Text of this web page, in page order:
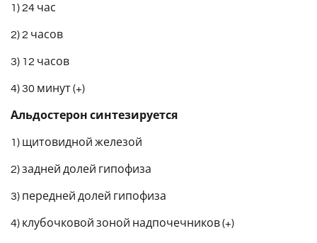
1) 24 час
2) 2 часов
3) 12 часов
4) 30 минут (+)
Альдостерон синтезируется
1) щитовидной железой
2) задней долей гипофиза
3) передней долей гипофиза
4) клубочковой зоной надпочечников (+)